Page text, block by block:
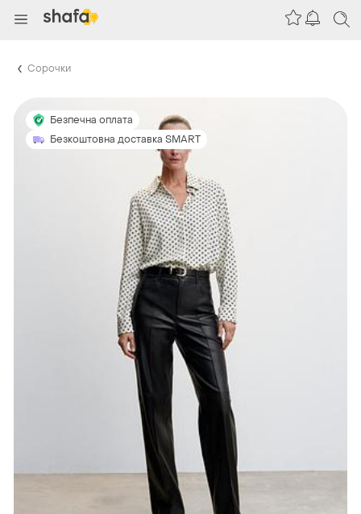
Сорочки
Безпечна оплата
Безкоштовна доставка SMART